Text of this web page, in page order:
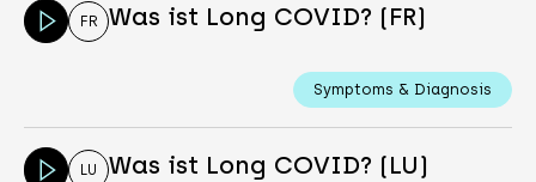
FR Was ist Long COVID? (FR)
Symptoms & Diagnosis
LU Was ist Long COVID? (LU)